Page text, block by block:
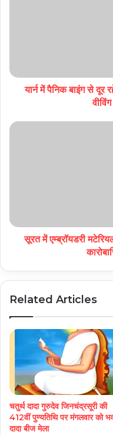
यार्न में पैनिक बाइंग से दूर
सूरत में एम्ब्रॉयडरी
Related Articles
चतुर्थ दादा गुरुदेव जिनचंद्रसूरी की
412वीं पुण्यतिथि पर मंगलवार को
दादा बीज मेला